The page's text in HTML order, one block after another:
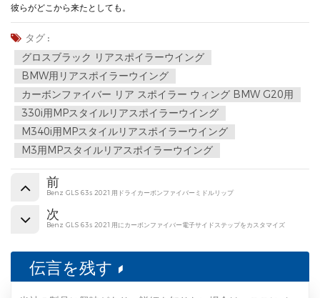
彼らがどこから来たとしても。
タグ :
グロスブラック リアスポイラーウイング
BMW用リアスポイラーウイング
カーボンファイバー リア スポイラー ウィング BMW G20用
330i用MPスタイルリアスポイラーウイング
M340i用MPスタイルリアスポイラーウイング
M3用MPスタイルリアスポイラーウイング
前
Benz GLS 63s 2021用ドライカーボンファイバーミドルリップ
次
Benz GLS 63s 2021用にカーボンファイバー電子サイドステップをカスタマイズ
伝言を残す